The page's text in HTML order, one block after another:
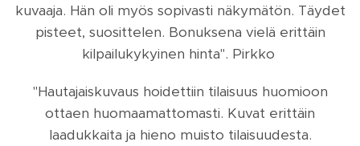
kuvaaja. Hän oli myös sopivasti näkymätön. Täydet
pisteet, suosittelen. Bonuksena vielä erittäin
kilpailukykyinen hinta". Pirkko
"Hautajaiskuvaus hoidettiin tilaisuus huomioon
ottaen huomaamattomasti. Kuvat erittäin
laadukkaita ja hieno muisto tilaisuudesta.